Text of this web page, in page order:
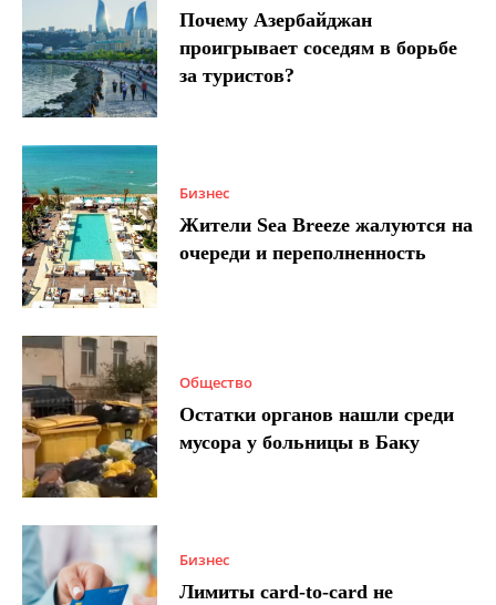
Почему Азербайджан
проигрывает соседям в борьбе
за туристов?
Бизнес
Жители Sea Breeze жалуются на
очереди и переполненность
Общество
Остатки органов нашли среди
мусора у больницы в Баку
Бизнес
Лимиты card-to-card не